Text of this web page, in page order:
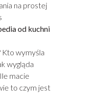
na prostej
od kuchni
Kto wymyśla
wygląda
macie
to czym jest